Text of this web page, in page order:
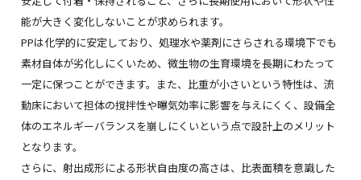
能が大きく変化しないことが求められます。
PPは化学的に安定しており、処理水や薬剤にさらされる環境下でも
素材自体が劣化しにくいため、微生物の生育環境を長期にわたって
一定に保つことができます。また、比重が小さいという特性は、流
動床において担体の撹拌性や曝気効率に影響を与えにくく、設備全
体のエネルギーバランスを崩しにくいという点で設計上のメリット
となります。
さらに、射出成形による形状自由度の高さは、比表面積を意識した